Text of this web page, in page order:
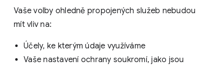
Vaše volby ohledně propojených služeb nebudou
mít vliv na:
Účely, ke kterým údaje využíváme
Vaše nastavení ochrany soukromí, jako jsou